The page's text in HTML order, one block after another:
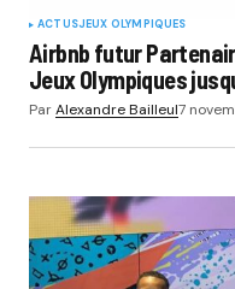
ACTUSJEUX OLYMPIQUES
Airbnb futur
Jeux Olympiques
ParAlexandre Bailleul7